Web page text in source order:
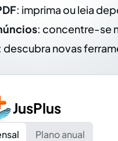
: imprima ou leia
: concentre-se
descubra novas
JusPlus
Plano anual